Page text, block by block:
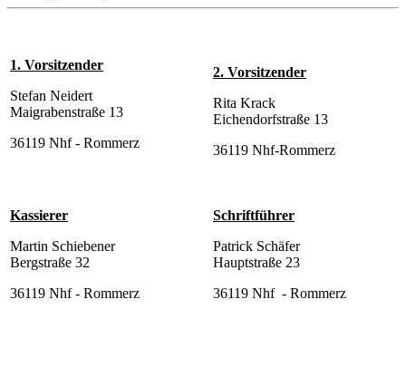
1. Vorsitzender
Stefan Neidert
Maigrabenstraße 13
36119 Nhf - Rommerz
2. Vorsitzender
Rita Krack
Eichendorfstraße 13
36119 Nhf-Rommerz
Kassierer
Martin Schiebener
Bergstraße 32
36119 Nhf - Rommerz
Schriftführer
Patrick Schäfer
Hauptstraße 23
36119 Nhf - Rommerz